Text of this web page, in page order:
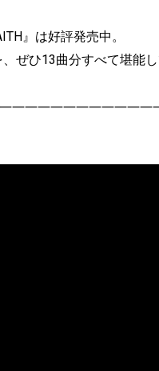
』は好評発売中。
ぜひ13曲分すべて堪能し